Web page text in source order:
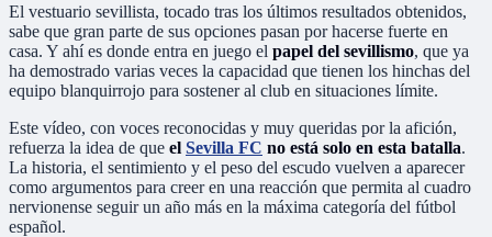
El vestuario sevillista, tocado tras los últimos resultados obtenidos,
sabe que gran parte de sus opciones pasan por hacerse fuerte en
casa. Y ahí es donde entra en juego el papel del sevillismo, que ya
ha demostrado varias veces la capacidad que tienen los hinchas del
equipo blanquirrojo para sostener al club en situaciones límite.
Este vídeo, con voces reconocidas y muy queridas por la afición,
refuerza la idea de que el Sevilla FC no está solo en esta batalla.
La historia, el sentimiento y el peso del escudo vuelven a aparecer
como argumentos para creer en una reacción que permita al cuadro
nervionense seguir un año más en la máxima categoría del fútbol
español.